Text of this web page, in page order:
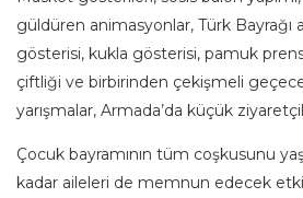
güldüren animasyonlar, Türk Bayrağı
gösterisi, kukla gösterisi, pamuk
çiftliği ve birbirinden çekişmeli
yarışmalar, Armada’da küçük
Çocuk bayramının tüm coşkusunu
kadar aileleri de memnun edecek